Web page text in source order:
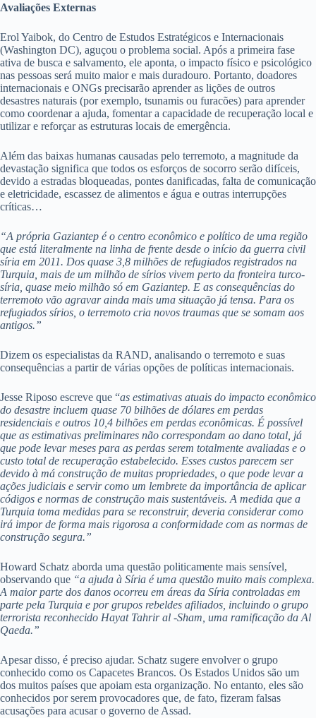
Avaliações Externas
Erol Yaibok, do Centro de Estudos Estratégicos e Internacionais
(Washington DC), aguçou o problema social. Após a primeira fase
ativa de busca e salvamento, ele aponta, o impacto físico e psicológico
nas pessoas será muito maior e mais duradouro. Portanto, doadores
internacionais e ONGs precisarão aprender as lições de outros
desastres naturais (por exemplo, tsunamis ou furacões) para aprender
como coordenar a ajuda, fomentar a capacidade de recuperação local e
utilizar e reforçar as estruturas locais de emergência.
Além das baixas humanas causadas pelo terremoto, a magnitude da
devastação significa que todos os esforços de socorro serão difíceis,
devido a estradas bloqueadas, pontes danificadas, falta de comunicação
e eletricidade, escassez de alimentos e água e outras interrupções
críticas…
“A própria Gaziantep é o centro econômico e político de uma região
que está literalmente na linha de frente desde o início da guerra civil
síria em 2011. Dos quase 3,8 milhões de refugiados registrados na
Turquia, mais de um milhão de sírios vivem perto da fronteira turco-
síria, quase meio milhão só em Gaziantep. E as consequências do
terremoto vão agravar ainda mais uma situação já tensa. Para os
refugiados sírios, o terremoto cria novos traumas que se somam aos
antigos.”
Dizem os especialistas da RAND, analisando o terremoto e suas
consequências a partir de várias opções de políticas internacionais.
Jesse Riposo escreve que “as estimativas atuais do impacto econômico
do desastre incluem quase 70 bilhões de dólares em perdas
residenciais e outros 10,4 bilhões em perdas econômicas. É possível
que as estimativas preliminares não correspondam ao dano total, já
que pode levar meses para as perdas serem totalmente avaliadas e o
custo total de recuperação estabelecido. Esses custos parecem ser
devido à má construção de muitas propriedades, o que pode levar a
ações judiciais e servir como um lembrete da importância de aplicar
códigos e normas de construção mais sustentáveis. A medida que a
Turquia toma medidas para se reconstruir, deveria considerar como
irá impor de forma mais rigorosa a conformidade com as normas de
construção segura.”
Howard Schatz aborda uma questão politicamente mais sensível,
observando que “a ajuda à Síria é uma questão muito mais complexa.
A maior parte dos danos ocorreu em áreas da Síria controladas em
parte pela Turquia e por grupos rebeldes afiliados, incluindo o grupo
terrorista reconhecido Hayat Tahrir al -Sham, uma ramificação da Al
Qaeda.”
Apesar disso, é preciso ajudar. Schatz sugere envolver o grupo
conhecido como os Capacetes Brancos. Os Estados Unidos são um
dos muitos países que apoiam esta organização. No entanto, eles são
conhecidos por serem provocadores que, de fato, fizeram falsas
acusações para acusar o governo de Assad.